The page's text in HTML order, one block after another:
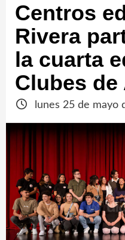
Centros
Rivera
la cuarta
Clubes de
lunes 25 de mayo